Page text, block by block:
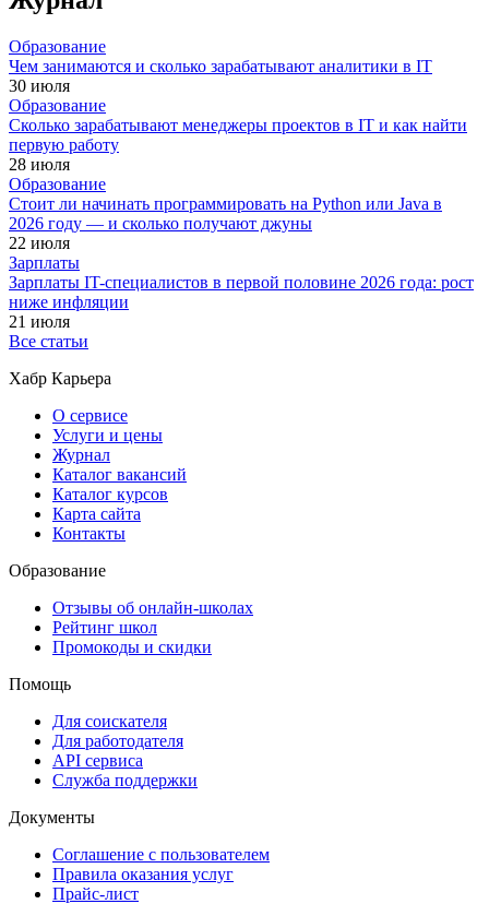
Образование
Чем занимаются и сколько зарабатывают аналитики в IT
30 июля
Образование
Сколько зарабатывают менеджеры проектов в IT и как найти
первую работу
28 июля
Образование
Стоит ли начинать программировать на Python или Java в
2026 году — и сколько получают джуны
22 июля
Зарплаты
Зарплаты IT-специалистов в первой половине 2026 года: рост
ниже инфляции
21 июля
Все статьи
Хабр Карьера
О сервисе
Услуги и цены
Журнал
Каталог вакансий
Каталог курсов
Карта сайта
Контакты
Образование
Отзывы об онлайн-школах
Рейтинг школ
Промокоды и скидки
Помощь
Для соискателя
Для работодателя
API сервиса
Служба поддержки
Документы
Соглашение с пользователем
Правила оказания услуг
Прайс-лист